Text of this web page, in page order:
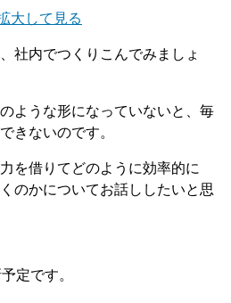
大して見る
社内でつくりこんでみましょ
ような形になっていないと、毎
きないのです。
を借りてどのように効率的に
のかについてお話ししたいと思
定です。